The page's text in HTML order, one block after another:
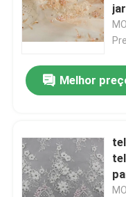
Melhor